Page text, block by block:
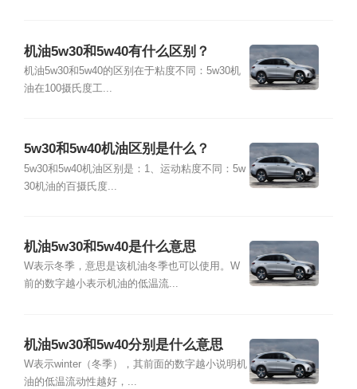
机油5w30和5w40有什么区别？
机油5w30和5w40的区别在于粘度不同：5w30机
油在100摄氏度工...
5w30和5w40机油区别是什么？
5w30和5w40机油区别是：1、运动粘度不同：5w
30机油的百摄氏度...
机油5w30和5w40是什么意思
W表示冬季，意思是该机油冬季也可以使用。W
前的数字越小表示机油的低温流...
机油5w30和5w40分别是什么意思
W表示winter（冬季），其前面的数字越小说明机
油的低温流动性越好，...